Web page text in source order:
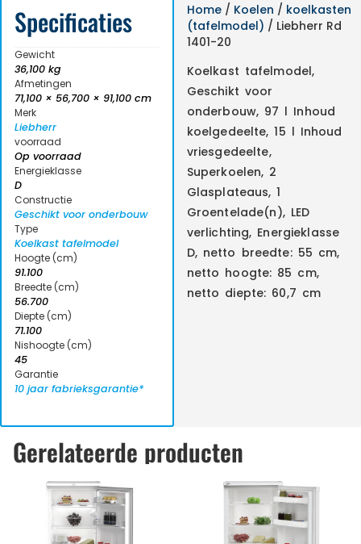
Specificaties
Gewicht
36,100 kg
Afmetingen
71,100 × 56,700 × 91,100 cm
Merk
Liebherr
voorraad
Op voorraad
Energieklasse
D
Constructie
Geschikt voor onderbouw
Type
Koelkast tafelmodel
Hoogte (cm)
91.100
Breedte (cm)
56.700
Diepte (cm)
71.100
Nishoogte (cm)
45
Garantie
10 jaar fabrieksgarantie*
Home/ Koelen / koelkasten
(tafelmodel) / Liebherr Rd
1401-20
Koelkast tafelmodel,
Geschikt voor
onderbouw, 97 l Inhoud
koelgedeelte, 15 l Inhoud
vriesgedeelte,
Superkoelen, 2
Glasplateaus, 1
Groentelade(n), LED
verlichting, Energieklasse
D, netto breedte: 55 cm,
netto hoogte: 85 cm,
netto diepte: 60,7 cm
Gerelateerde producten